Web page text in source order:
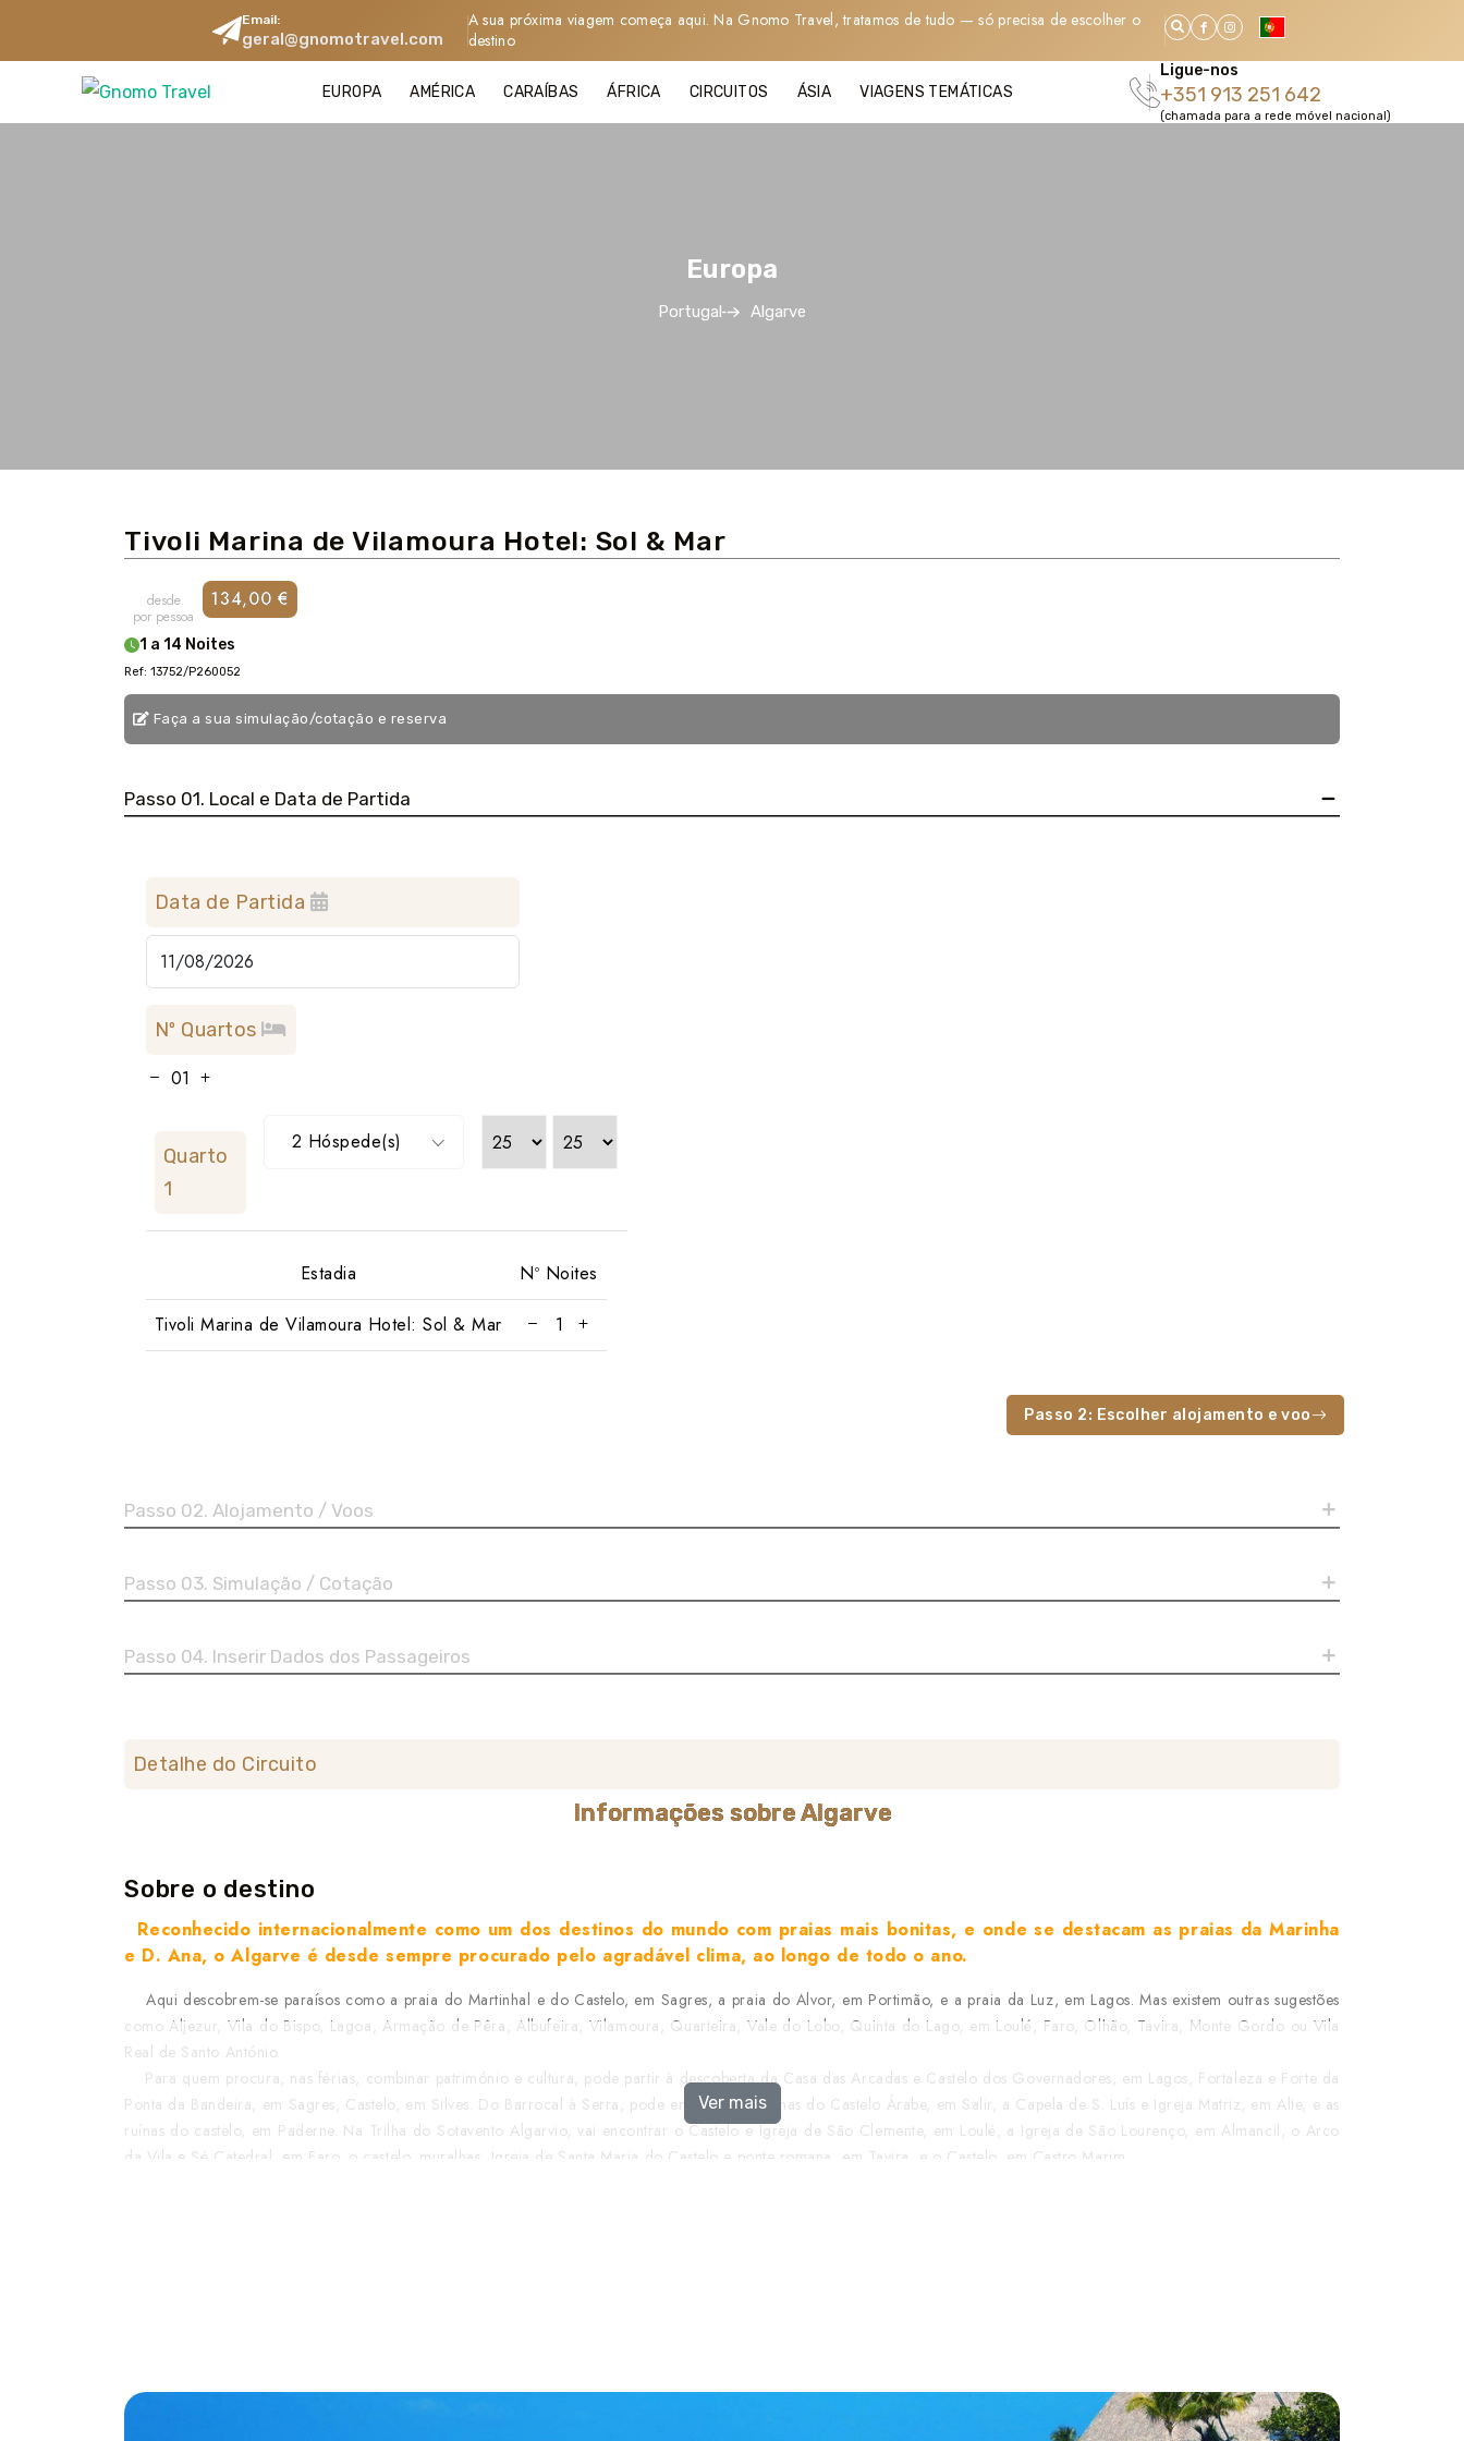
Email:
geral@gnomotravel.com
A sua próxima viagem começa aqui. Na Gnomo Travel, tratamos de tudo — só precisa de escolher o
destino
EUROPA AMÉRICA CARAÍBAS ÁFRICA CIRCUITOS ÁSIA VIAGENS TEMÁTICAS
Ligue-nos
+351 913 251 642
(chamada para a rede móvel nacional)
Europa
Portugal Algarve
Tivoli Marina de Vilamoura Hotel: Sol & Mar
desde
por pessoa
134,00 €
1 a 14 Noites
Ref: 13752/P260052
Faça a sua simulação/cotação e reserva
Passo 01. Local e Data de Partida
Data de Partida
Nº Quartos
Quarto
1
2 Hóspede(s)
Estadia Nº Noites
Tivoli Marina de Vilamoura Hotel: Sol & Mar
Passo 2: Escolher alojamento e voo
Passo 02. Alojamento / Voos
Passo 03. Simulação / Cotação
Passo 04. Inserir Dados dos Passageiros
Detalhe do Circuito
Informações sobre Algarve
Sobre o destino
Reconhecido internacionalmente como um dos destinos do mundo com praias mais bonitas, e onde se destacam as praias da Marinha
e D. Ana, o Algarve é desde sempre procurado pelo agradável clima, ao longo de todo o ano.
Aqui descobrem-se paraísos como a praia do Martinhal e do Castelo, em Sagres, a praia do Alvor, em Portimão, e a praia da Luz, em Lagos. Mas existem outras sugestões
como Aljezur, Vila do Bispo, Lagoa, Armação de Pêra, Albufeira, Vilamoura, Quarteira, Vale do Lobo, Quinta do Lago, em Loulé, Faro, Olhão, Tavira, Monte Gordo ou Vila
Real de Santo António.
Para quem procura, nas férias, combinar património e cultura, pode partir à descoberta da Casa das Arcadas e Castelo dos Governadores, em Lagos, Fortaleza e Forte da
Ponta da Bandeira, em Sagres, Castelo, em Silves. Do Barrocal à Serra, pode encontrar as ruínas do Castelo Árabe, em Salir, a Capela de S. Luís e Igreja Matriz, em Alte, e as
ruínas do castelo, em Paderne. Na Trilha do Sotavento Algarvio, vai encontrar o Castelo e Igreja de São Clemente, em Loulé, a Igreja de São Lourenço, em Almancil, o Arco
da Vila e Sé Catedral, em Faro, o castelo, muralhas, Igreja de Santa Maria do Castelo e ponte romana, em Tavira, e o Castelo, em Castro Marim.
Aquaparque Slide and Splash, em Lagoa, o Zoomarine, na Guia, o Aquashow Family Park, em Quarteira, o Aqualand Big One e Krazy World Algarve Zoo, em Silves, o Roma
Golf Park, em Vilamoura, e o Parque Mineiro Cova dos Mouros, em Alcoutim.
Ver mais